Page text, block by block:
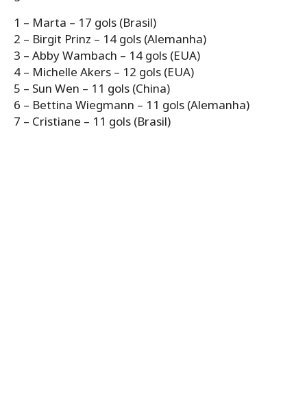
1 – Marta – 17 gols (Brasil)
2 – Birgit Prinz – 14 gols (Alemanha)
3 – Abby Wambach – 14 gols (EUA)
4 – Michelle Akers – 12 gols (EUA)
5 – Sun Wen – 11 gols (China)
6 – Bettina Wiegmann – 11 gols (Alemanha)
7 – Cristiane – 11 gols (Brasil)